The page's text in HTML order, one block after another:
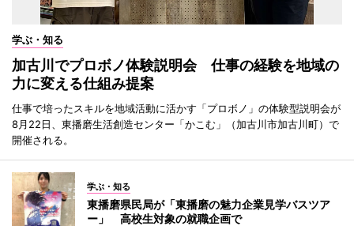
学ぶ・知る
加古川でプロボノ体験説明会 仕事の経験を地域の
力に変える仕組み提案
仕事で培ったスキルを地域活動に活かす「プロボノ」の体験型説明会が
8月22日、東播磨生活創造センター「かこむ」（加古川市加古川町）で
開催される。
学ぶ・知る
東播磨県民局が「東播磨の魅力企業見学バスツア
ー」 高校生対象の就職企画で